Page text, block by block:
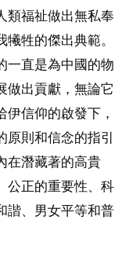
類福祉做出無私奉
牲的傑出典範。
一直是為中國的物
做出貢獻，無論它
伊信仰的啟發下，
則和信念的指引
在潛藏著的高貴
公正的重要性、科
諧、男女平等和普